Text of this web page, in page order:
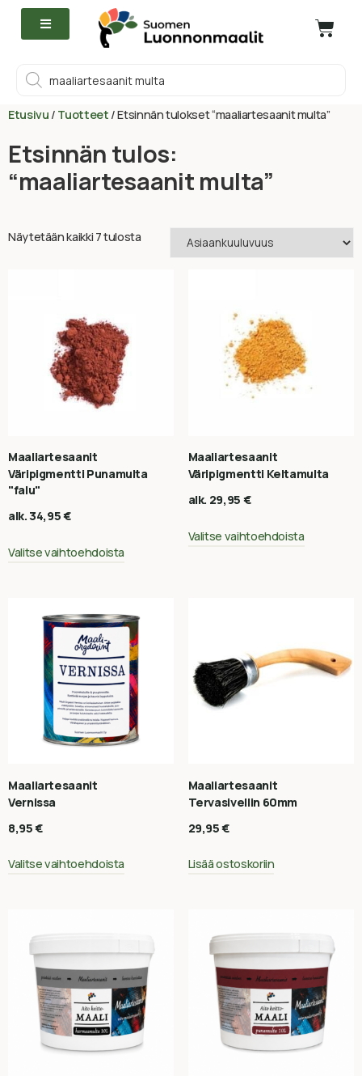
Etusivu / Tuotteet / Etsinnän tulokset “maaliartesaanit multa”
Etsinnän tulos:
“maaliartesaanit multa”
Näytetään kaikki 7 tulosta
Maaliartesaanit
Väripigmentti Punamulta
"falu"
alk.34,95€
Valitse vaihtoehdoista
Maaliartesaanit
Väripigmentti Keltamulta
alk. 29,95 €
Valitse vaihtoehdoista
Maaliartesaanit
Vernissa
8,95€
Valitse vaihtoehdoista
Maaliartesaanit
Tervasivellin 60mm
29,95€
Lisää ostoskoriin